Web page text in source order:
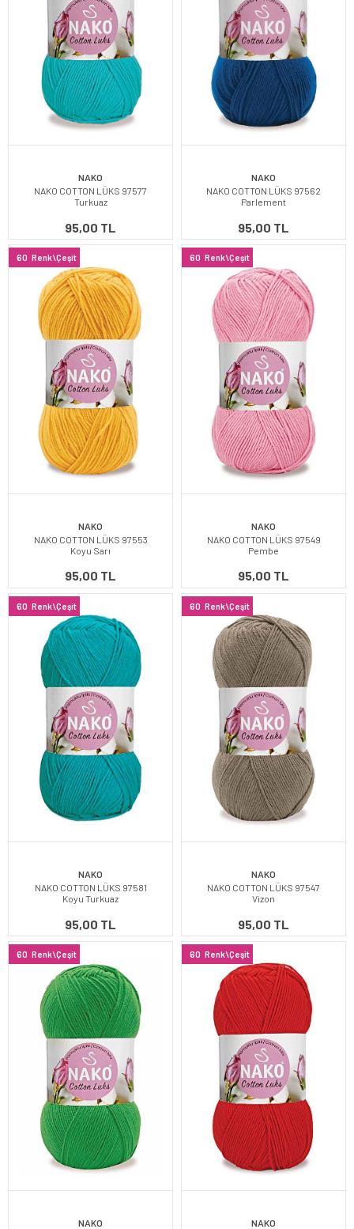
NAKO
NAKO COTTON LÜKS 97577
Turkuaz
95,00 TL
NAKO
NAKO COTTON LÜKS 97562
Parlement
95,00 TL
60 Renk\Çeşit
NAKO
NAKO COTTON LÜKS 97553
Koyu Sarı
95,00 TL
60 Renk\Çeşit
NAKO
NAKO COTTON LÜKS 97549
Pembe
95,00 TL
60 Renk\Çeşit
NAKO
NAKO COTTON LÜKS 97581
Koyu Turkuaz
95,00 TL
60 Renk\Çeşit
NAKO
NAKO COTTON LÜKS 97547
Vizon
95,00 TL
60 Renk\Çeşit
NAKO
60 Renk\Çeşit
NAKO